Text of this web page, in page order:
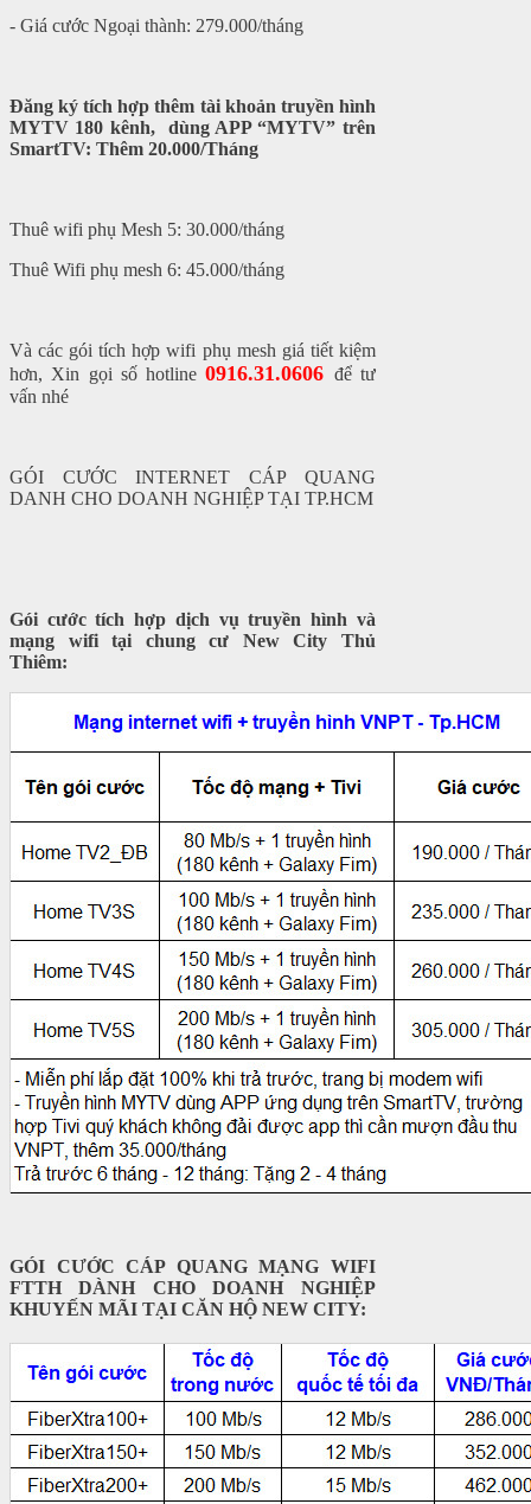
- Giá cước Ngoại thành: 279.000/tháng
Đăng ký tích hợp thêm tài khoản truyền hình
MYTV 180 kênh, dùng APP “MYTV” trên
SmartTV: Thêm 20.000/Tháng
Thuê wifi phụ Mesh 5: 30.000/tháng
Thuê Wifi phụ mesh 6: 45.000/tháng
Và các gói tích hợp wifi phụ mesh giá tiết kiệm
hơn, Xin gọi số hotline0916.31.0606 để tư
vấn nhé
GÓI CƯỚC INTERNET CÁP QUANG
DANH CHO DOANH NGHIỆP TẠI TP.HCM
Gói cước tích hợp dịch vụ truyền hình và
mạng wifi tại chung cư New City Thủ
Thiêm:
GÓI CƯỚC CÁP QUANG MẠNG WIFI
FTTH DÀNH CHO DOANH NGHIỆP
KHUYẾN MÃI TẠI CĂN HỘ NEW CITY: